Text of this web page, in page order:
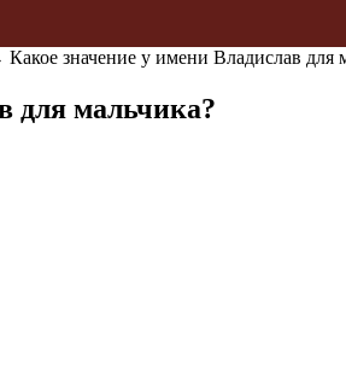
Какое значение у имени Владислав для
для мальчика?